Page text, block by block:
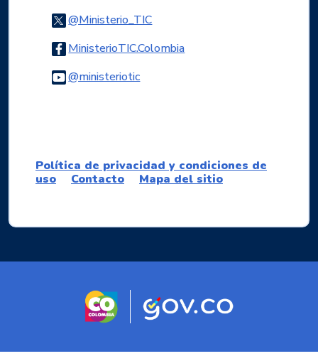
@Ministerio_TICLogo Twitter
MinisterioTIC.ColombiaLogo Facebook
@ministerioticLogo Youtube
Política de privacidad y condiciones de
uso
Contacto Mapa del sitio
Logo marca Colombia